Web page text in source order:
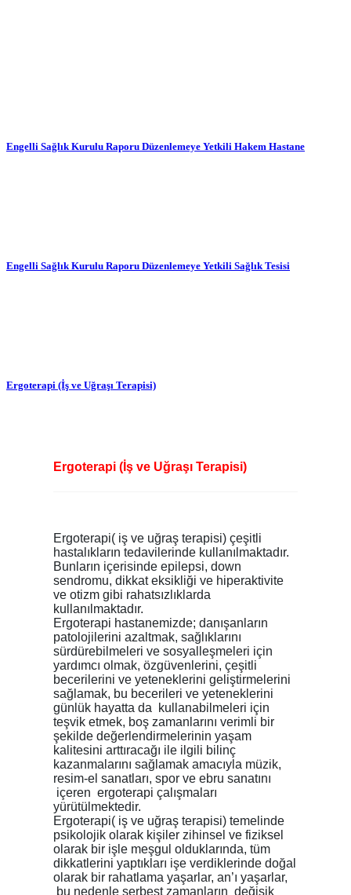
Engelli Sağlık Kurulu Raporu Düzenlemeye Yetkili Hakem Hastane
Engelli Sağlık Kurulu Raporu Düzenlemeye Yetkili Sağlık Tesisi
Ergoterapi (İş ve Uğraşı Terapisi)
Ergoterapi (İş ve Uğraşı Terapisi)
Ergoterapi( iş ve uğraş terapisi) çeşitli
hastalıkların tedavilerinde kullanılmaktadır.
Bunların içerisinde epilepsi, down
sendromu, dikkat eksikliği ve hiperaktivite
ve otizm gibi rahatsızlıklarda
kullanılmaktadır.
Ergoterapi hastanemizde; danışanların
patolojilerini azaltmak, sağlıklarını
sürdürebilmeleri ve sosyalleşmeleri için
yardımcı olmak, özgüvenlerini, çeşitli
becerilerini ve yeteneklerini geliştirmelerini
sağlamak, bu becerileri ve yeteneklerini
günlük hayatta da kullanabilmeleri için
teşvik etmek, boş zamanlarını verimli bir
şekilde değerlendirmelerinin yaşam
kalitesini arttıracağı ile ilgili bilinç
kazanmalarını sağlamak amacıyla müzik,
resim-el sanatları, spor ve ebru sanatını
içeren ergoterapi çalışmaları
yürütülmektedir.
Ergoterapi( iş ve uğraş terapisi) temelinde
psikolojik olarak kişiler zihinsel ve fiziksel
olarak bir işle meşgul olduklarında, tüm
dikkatlerini yaptıkları işe verdiklerinde doğal
olarak bir rahatlama yaşarlar, an’ı yaşarlar,
bu nedenle serbest zamanların değişik